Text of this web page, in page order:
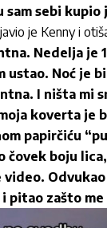
sam sebi kupio
je Kenny i
Nedelja je
ustao. Noć je
I ništa mi
koverta je
papirčiću
čovek boju
pitao zašto me